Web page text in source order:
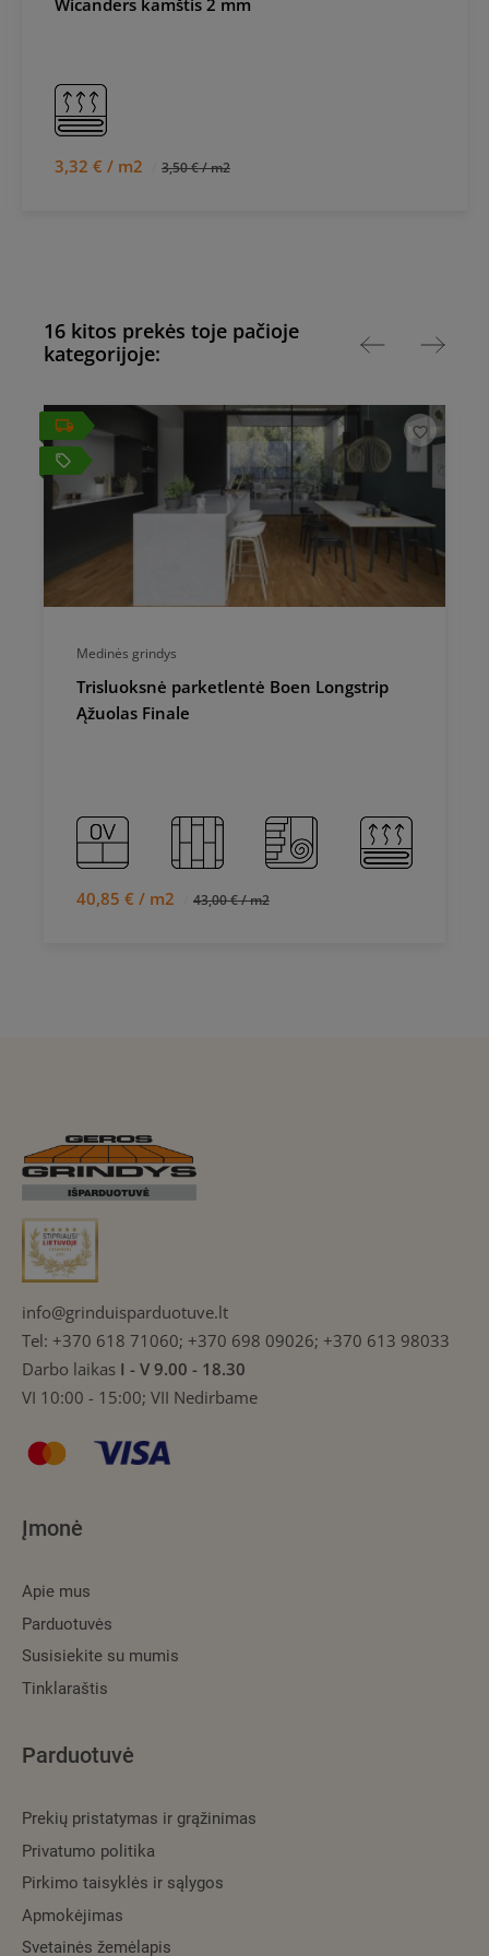
Wicanders kamštis 2 mm
3,32 € / m2 3,50 € / m2
16 kitos prekės toje pačioje
kategorijoje:
Medinės grindys
Trisluoksnė parketlentė Boen Longstrip
Ąžuolas Finale
40,85 € / m2 43,00 € / m2
local_offer
info@grinduisparduotuve.lt
Tel: +370 618 71060; +370 698 09026; +370 613 98033
Darbo laikas I - V 9.00 - 18.30
VI 10:00 - 15:00; VII Nedirbame
Įmonė
Apie mus
Susisiekite su mumis
Parduotuvės
Tinklaraštis
Parduotuvė
Prekių pristatymas ir grąžinimas
Privatumo politika
Pirkimo taisyklės ir sąlygos
Apmokėjimas
Svetainės žemėlapis